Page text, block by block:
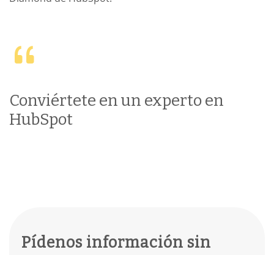
Conviértete en un experto en
HubSpot
Pídenos información sin